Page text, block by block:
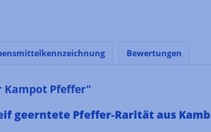
Bewertungen
Pfeffer"
geerntete Pfeffer-Rarität aus